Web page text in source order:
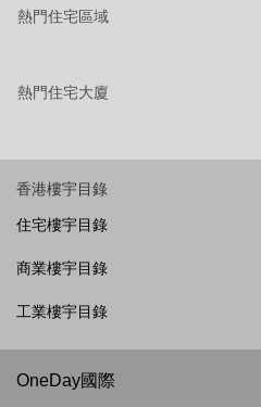
熱門住宅區域
熱門住宅大廈
香港樓宇目錄
住宅樓宇目錄
商業樓宇目錄
工業樓宇目錄
OneDay國際